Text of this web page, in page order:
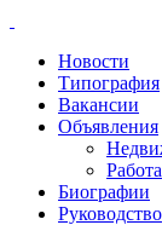
Новости
Типография
Вакансии
Объявления
Работа
Биографии
Руководство